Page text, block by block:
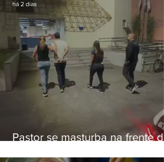
Pastor se masturba na frente de
há 2 dias